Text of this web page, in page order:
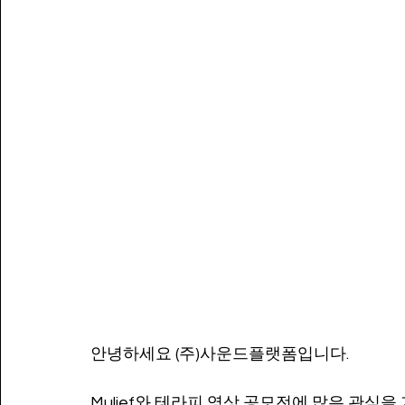
안녕하세요 (주)사운드플랫폼입니다.